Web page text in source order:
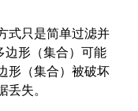
式只是简单过滤并
边形（集合）可能
形（集合）被破坏
失。